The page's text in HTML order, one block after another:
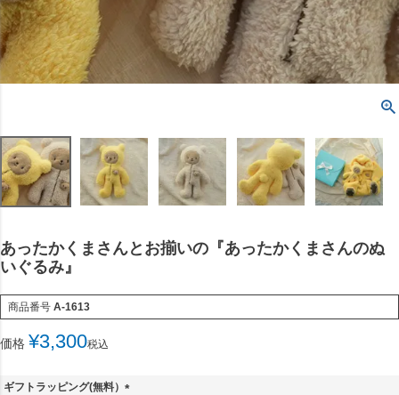
あったかくまさんとお揃いの『あったかくまさんのぬ
いぐるみ』
商品番号 A-1613
価格 ¥3,300税込
ギフトラッピング(無料）